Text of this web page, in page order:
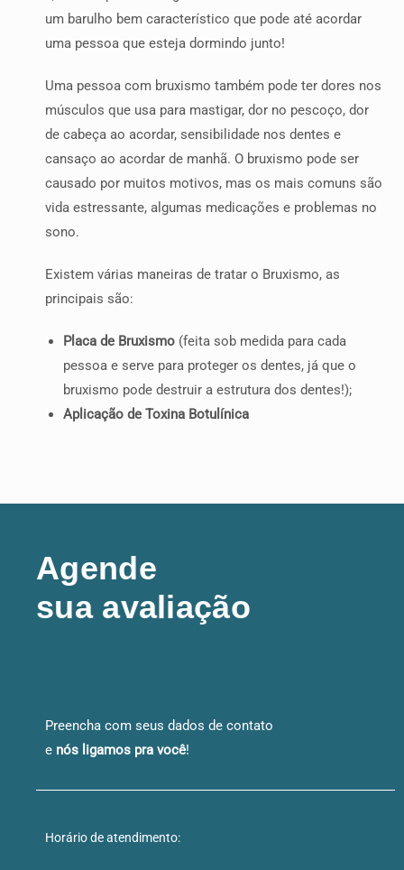
um barulho bem característico que pode até acordar
uma pessoa que esteja dormindo junto!
Uma pessoa com bruxismo também pode ter dores nos
músculos que usa para mastigar, dor no pescoço, dor
de cabeça ao acordar, sensibilidade nos dentes e
cansaço ao acordar de manhã. O bruxismo pode ser
causado por muitos motivos, mas os mais comuns são
vida estressante, algumas medicações e problemas no
sono.
Existem várias maneiras de tratar o Bruxismo, as
principais são:
Placa de Bruxismo (feita sob medida para cada
pessoa e serve para proteger os dentes, já que o
bruxismo pode destruir a estrutura dos dentes!);
Aplicação de Toxina Botulínica
Agende
sua avaliação
Preencha com seus dados de contato
e nós ligamos pra você!
Horário de atendimento: